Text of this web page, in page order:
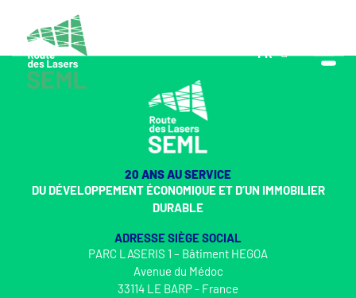
FR
EN
20 ANS AU SERVICE
DU DÉVELOPPEMENT ÉCONOMIQUE ET D’UN IMMOBILIER
DURABLE
ADRESSE SIÈGE SOCIAL
PARC LASERIS 1 – Bâtiment HEGOA
Avenue du Médoc
33114 LE BARP - France